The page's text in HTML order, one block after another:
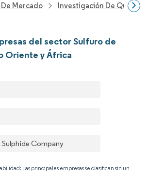
Mercado Investigación De
del sector Sulfuro de
Oriente y África
Sulphide Company
Las principales empresas se clasifican sin un